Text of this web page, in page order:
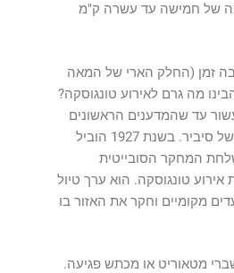
של חמישה עד עשרה ק"מ
זמן (החלק הארי של המאה
הבינו מה גרם לאירוע טונגוסקה?
עד שהמדענים הראשונים
הגיעו לאזור נידח זה של סיביר. בשנת 1927 הוביל
המחקר הסובייטית
טונגוסקה. הוא ערך טיול
מקומיים וחקר את האזור בו
מטאוריט או מכתש פגיעה.